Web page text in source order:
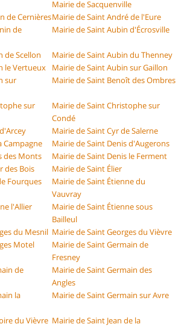
Mairie de Sacquenville
de CernièresMairie de Saint André de l'Eure
de
Mairie de Saint Aubin d'Écrosville
de Scellon
Mairie de Saint Aubin du Thenney
le Vertueux
Mairie de Saint Aubin sur Gaillon
sur
Mairie de Saint Benoît des Ombres
sur
Mairie de Saint Christophe sur
Condé
Mairie de Saint Cyr de Salerne
Campagne
Mairie de Saint Denis d'Augerons
des Monts
Mairie de Saint Denis le Ferment
des Bois
Mairie de Saint Élier
Fourques
Mairie de Saint Étienne du
Vauvray
l'Allier
Mairie de Saint Étienne sous
Bailleul
du Mesnil Mairie de Saint Georges du Vièvre
Motel
Mairie de Saint Germain de
Fresney
de
Mairie de Saint Germain des
Angles
la
Mairie de Saint Germain sur Avre
du Vièvre Mairie de Saint Jean de la